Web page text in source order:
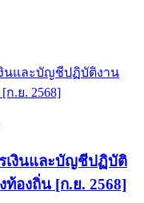
เงินและบัญชีปฏิบัติ
ท้องถิ่น [ก.ย. 2568]